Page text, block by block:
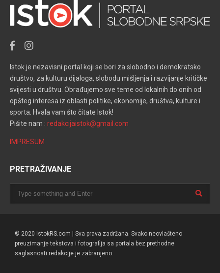
Istok je nezavisni portal koji se bori za slobodno i demokratsko
društvo, za kulturu dijaloga, slobodu mišljenja i razvijanje kritičke
svijesti u društvu. Obrađujemo sve teme od lokalnih do onih od
opšteg interesa iz oblasti politike, ekonomije, društva, kulture i
sporta. Hvala vam što čitate Istok!
Pišite nam : redakcijaistok@gmail.com
IMPRESUM
PRETRAŽIVANJE
© 2020 IstokRS.com | Sva prava zadržana. Svako neovlašteno
preuzimanje tekstova i fotografija sa portala bez prethodne
saglasnosti redakcije je zabranjeno.